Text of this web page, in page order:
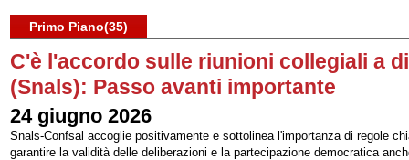
Primo Piano(35)
C'è l'accordo sulle riunioni collegiali a
(Snals): Passo avanti importante
24 giugno 2026
Snals-Confsal accoglie positivamente e sottolinea l'importanza di regole
garantire la validità delle deliberazioni e la partecipazione democratica